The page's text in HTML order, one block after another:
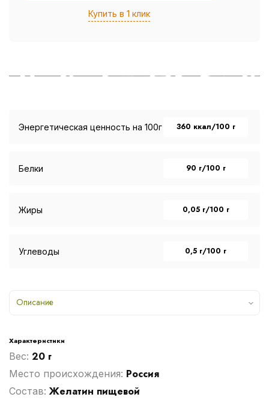
Купить в 1 клик
Энергетическая ценность на 100г 360 ккал/100 г
Белки 90 г/100 г
Жиры 0,05 г/100 г
Углеводы 0,5 г/100 г
Описание
Характеристики
Вес: 20 г
Место происхождения: Россия
Cостав: Желатин пищевой